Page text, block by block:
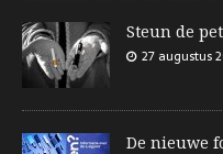
Steun de
27 augustus
De nieuwe